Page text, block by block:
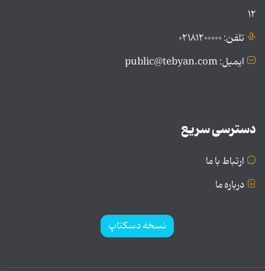
۱۲
تلفن: ۰۲۱۸۱۲۰۰۰۰۰
ایمیل: public@tebyan.com
دسترسی سریع
ارتباط با ما
درباره ما
نسخه دسکتاپ